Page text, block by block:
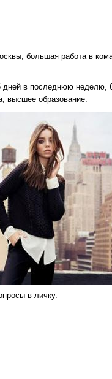
большая работа в
дней в последнюю неделю,
высшее образование.
в личку.